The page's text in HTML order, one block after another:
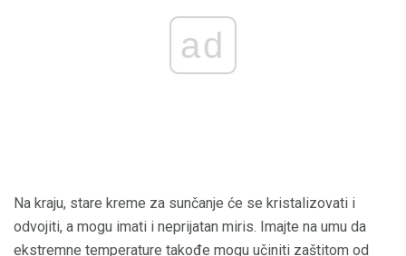
ad
Na kraju, stare kreme za sunčanje će se kristalizovati i
odvojiti, a mogu imati i neprijatan miris. Imajte na umu da
ekstremne temperature takođe mogu učiniti zaštitom od